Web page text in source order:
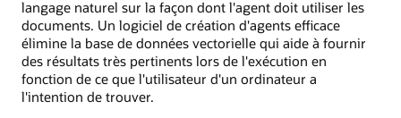
langage naturel sur la façon dont l'agent doit utiliser les
documents. Un logiciel de création d'agents efficace
élimine la base de données vectorielle qui aide à fournir
des résultats très pertinents lors de l'exécution en
fonction de ce que l'utilisateur d'un ordinateur a
l'intention de trouver.